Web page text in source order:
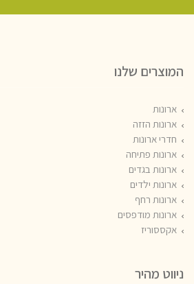
המוצרים שלנו
ארונות
ארונות הזזה
חדרי ארונות
ארונות פתיחה
ארונות בגדים
ארונות ילדים
ארונות רחף
ארונות מודפסים
אקססוריז
ניווט מהיר